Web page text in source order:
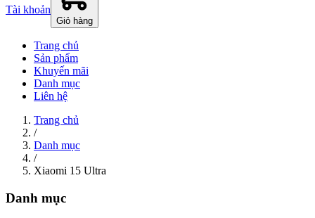
Tài khoản
Giỏ hàng
Trang chủ
Sản phẩm
Khuyến mãi
Danh mục
Liên hệ
Trang chủ
/
Danh mục
/
Xiaomi 15 Ultra
Danh mục